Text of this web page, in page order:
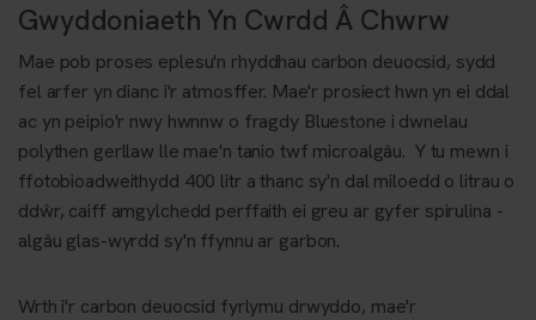
Gwyddoniaeth Yn Cwrdd Â Chwrw
Mae pob proses eplesu'n rhyddhau carbon deuocsid, sydd
fel arfer yn dianc i'r atmosffer. Mae'r prosiect hwn yn ei ddal
ac yn peipio'r nwy hwnnw o fragdy Bluestone i dwnelau
polythen gerllaw lle mae'n tanio twf microalgâu. Y tu mewn i
ffotobioadweithydd 400 litr a thanc sy'n dal miloedd o litrau o
ddŵr, caiff amgylchedd perffaith ei greu ar gyfer spirulina -
algâu glas-wyrdd sy'n ffynnu ar garbon.
Wrth i'r carbon deuocsid fyrlymu drwyddo, mae'r